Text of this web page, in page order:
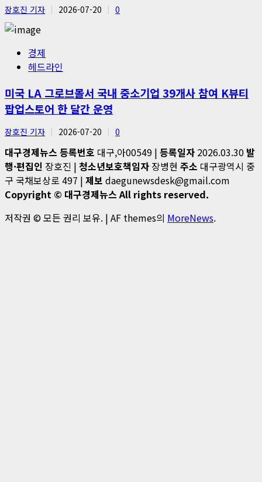
장호진 기자 2026-07-20 0
경제
헤드라인
미국 LA 그로브몰서 국내 중소기업 39개사 참여 K뷰티
팝업스토어 한 달간 운영
장호진 기자 2026-07-20 0
대구경제뉴스 등록번호 대구,아00549 | 등록일자 2026.03.30 발
행·편집인 장호진 | 청소년보호책임자 장병현 주소 대구광역시 중
구 국채보상로 497 | 제보 daegunewsdesk@gmail.com
Copyright © 대구경제뉴스 All rights reserved.
저작권 © 모든 권리 보유. | AF themes의 MoreNews.